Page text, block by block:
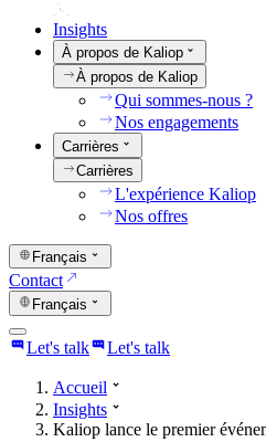
Insights
À propos de Kaliop
À propos de Kaliop
Qui sommes-nous ?
Nos engagements
Carrières
Carrières
L'expérience Kaliop
Nos offres
Français
Contact
Français
Let's talk Let's talk
Accueil
Insights
Kaliop lance le premier